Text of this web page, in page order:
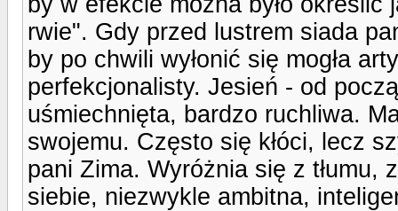
rwie". Gdy przed lustrem siada
by po chwili wyłonić się mogła
perfekcjonalisty. Jesień - od
uśmiechnięta, bardzo ruchliwa.
swojemu. Często się kłóci, lecz
pani Zima. Wyróżnia się z tłumu,
siebie, niezwykle ambitna,